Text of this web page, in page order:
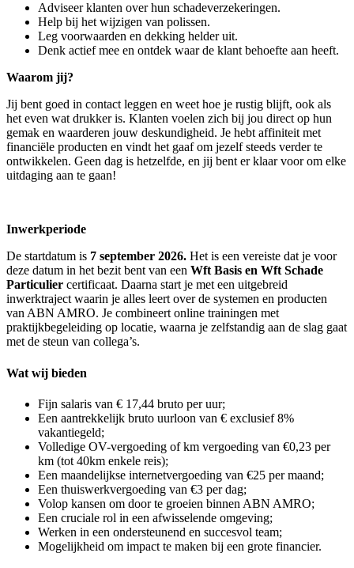
Adviseer klanten over hun schadeverzekeringen.
Help bij het wijzigen van polissen.
Leg voorwaarden en dekking helder uit.
Denk actief mee en ontdek waar de klant behoefte aan heeft.
Waarom jij?
Jij bent goed in contact leggen en weet hoe je rustig blijft, ook als
het even wat drukker is. Klanten voelen zich bij jou direct op hun
gemak en waarderen jouw deskundigheid. Je hebt affiniteit met
financiële producten en vindt het gaaf om jezelf steeds verder te
ontwikkelen. Geen dag is hetzelfde, en jij bent er klaar voor om elke
uitdaging aan te gaan!
Inwerkperiode
De startdatum is 7 september 2026. Het is een vereiste dat je voor
deze datum in het bezit bent van een Wft Basis en Wft Schade
Particulier certificaat. Daarna start je met een uitgebreid
inwerktraject waarin je alles leert over de systemen en producten
van ABN AMRO. Je combineert online trainingen met
praktijkbegeleiding op locatie, waarna je zelfstandig aan de slag gaat
met de steun van collega’s.
Wat wij bieden
Fijn salaris van € 17,44 bruto per uur;
Een aantrekkelijk bruto uurloon van € exclusief 8%
vakantiegeld;
Volledige OV-vergoeding of km vergoeding van €0,23 per
km (tot 40km enkele reis);
Een maandelijkse internetvergoeding van €25 per maand;
Een thuiswerkvergoeding van €3 per dag;
Volop kansen om door te groeien binnen ABN AMRO;
Een cruciale rol in een afwisselende omgeving;
Werken in een ondersteunend en succesvol team;
Mogelijkheid om impact te maken bij een grote financier.